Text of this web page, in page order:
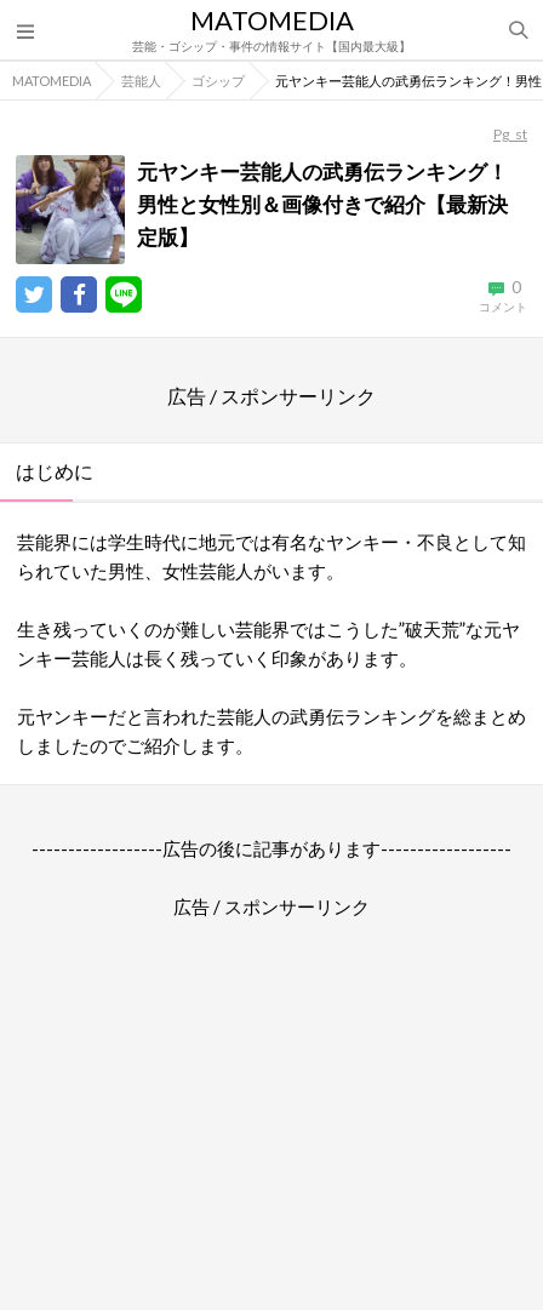
MATOMEDIA
芸能・ゴシップ・事件の情報サイト【国内最大級】
MATOMEDIA 芸能人 ゴシップ 元ヤンキー芸能人の武勇伝ランキング！男
Pg_st
元ヤンキー芸能人の武勇伝ランキング！
男性と女性別＆画像付きで紹介【最新決
定版】
0
コメント
広告 / スポンサーリンク
はじめに
芸能界には学生時代に地元では有名なヤンキー・不良として知
られていた男性、女性芸能人がいます。
生き残っていくのが難しい芸能界ではこうした”破天荒”な元ヤ
ンキー芸能人は長く残っていく印象があります。
元ヤンキーだと言われた芸能人の武勇伝ランキングを総まとめ
しましたのでご紹介します。
------------------広告の後に記事があります------------------
広告 / スポンサーリンク